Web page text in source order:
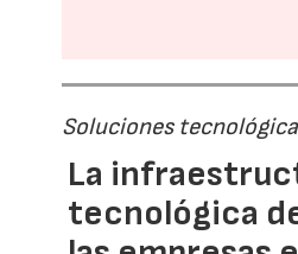
Soluciones
La
tecnológica